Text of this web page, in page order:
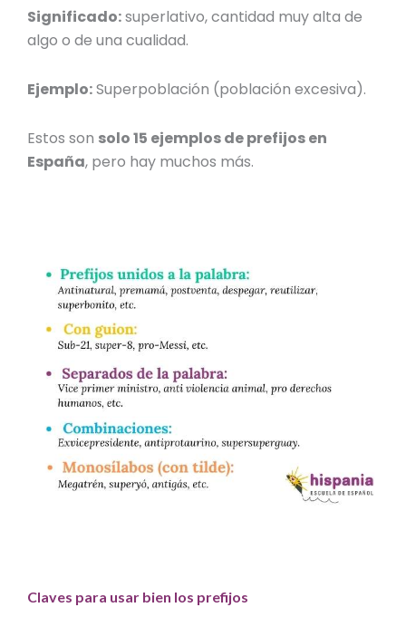
Significado:superlativo, cantidad muy alta de
algo o de una cualidad.
Ejemplo:Superpoblación (población excesiva).
Estos son solo 15 ejemplos de prefijos en
España, pero hay muchos más.
Claves para usar bien los prefijos